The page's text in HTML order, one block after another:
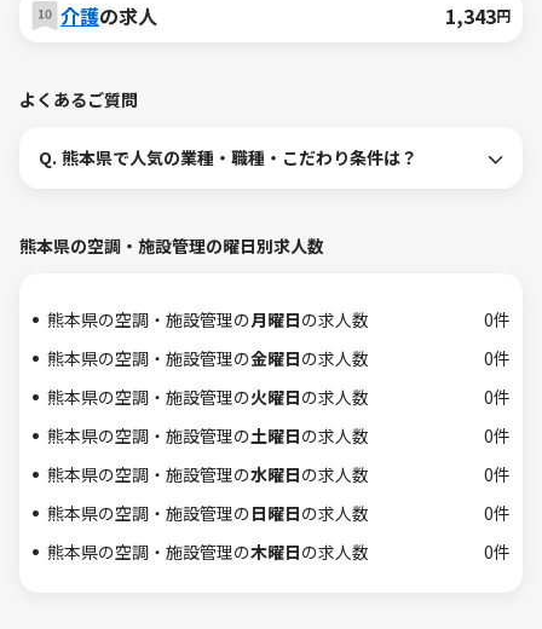
介護の求人 1,343円
よくあるご質問
Q. 熊本県で人気の業種・職種・こだわり条件は？
熊本県の空調・施設管理の曜日別求人数
熊本県の空調・施設管理の月曜日の求人数
0件
熊本県の空調・施設管理の金曜日の求人数
0件
熊本県の空調・施設管理の火曜日の求人数
0件
熊本県の空調・施設管理の土曜日の求人数
0件
熊本県の空調・施設管理の水曜日の求人数
0件
熊本県の空調・施設管理の日曜日の求人数
0件
熊本県の空調・施設管理の木曜日の求人数 0件